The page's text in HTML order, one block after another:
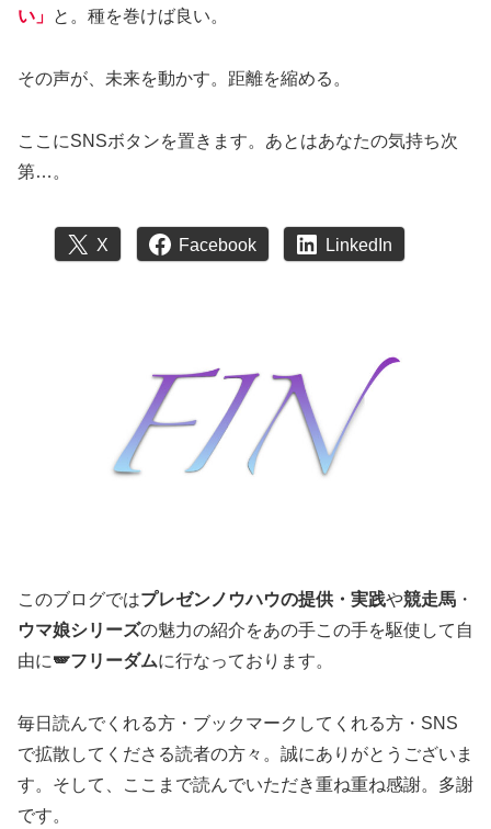
い」 と。種を巻けば良い。
その声が、未来を動かす。距離を縮める。
ここにSNSボタンを置きます。あとはあなたの気持ち次
第…。
X Facebook LinkedIn
このブログではプレゼンノウハウの提供・実践や競走馬 ・
ウマ娘シリーズの魅力の紹介をあの手この手を駆使して自
由に🪽フリーダムに行なっております。
毎日読んでくれる方・ブックマークしてくれる方・SNS
で拡散してくださる読者の方々。誠にありがとうございま
す。そして、ここまで読んでいただき重ね重ね感謝。多謝
です。